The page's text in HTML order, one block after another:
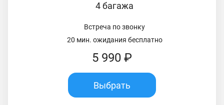
4 багажа
Встреча по звонку
20 мин. ожидания бесплатно
5 990 ₽
Выбрать